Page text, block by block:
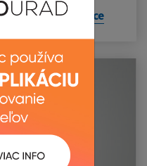
majetku obce